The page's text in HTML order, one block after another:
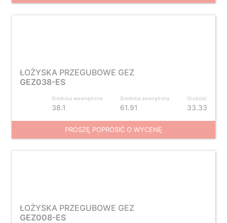
ŁOŻYSKA PRZEGUBOWE GEZ
GEZ038-ES
Średnica wewnętrzna
38.1
Średnica zewnętrzna
61.91
Grubość
33.33
PROSZĘ POPROSIĆ O WYCENĘ
ŁOŻYSKA PRZEGUBOWE GEZ
GEZ008-ES